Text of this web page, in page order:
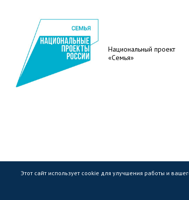
Национальный проект
«Семья»
Государственное областное
Этот сайт использует cookie для улучшения работы и